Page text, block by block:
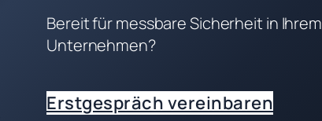
Bereit für messbare Sicherheit in Ihrem
Unternehmen?
Erstgespräch vereinbaren